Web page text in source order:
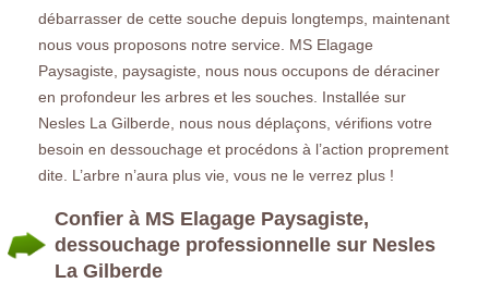
débarrasser de cette souche depuis longtemps, maintenant
nous vous proposons notre service. MS Elagage
Paysagiste, paysagiste, nous nous occupons de déraciner
en profondeur les arbres et les souches. Installée sur
Nesles La Gilberde, nous nous déplaçons, vérifions votre
besoin en dessouchage et procédons à l’action proprement
dite. L’arbre n’aura plus vie, vous ne le verrez plus !
Confier à MS Elagage Paysagiste,
dessouchage professionnelle sur Nesles
La Gilberde